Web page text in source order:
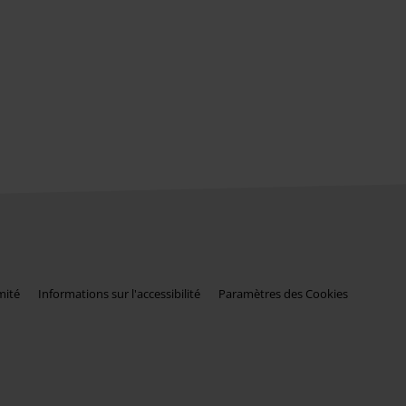
Informations sur l'accessibilité Paramètres des Cookies